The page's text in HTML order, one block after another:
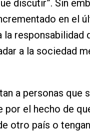
discutir”. Sin
en el
la responsabilidad
a la sociedad
a personas que
por el hecho de
otro país o